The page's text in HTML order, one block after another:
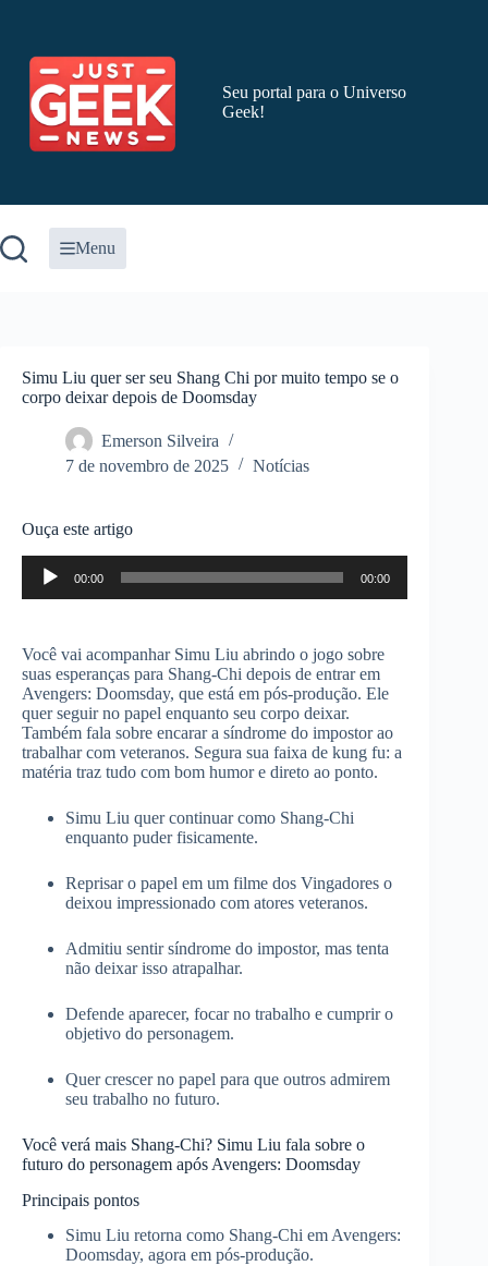
conteúdo
Seu portal para o Universo
Geek!
Menu
Simu Liu quer ser seu Shang Chi por muito tempo se o
corpo deixar depois de Doomsday
Emerson Silveira
7 de novembro de 2025
Notícias
Ouça este artigo
Tocador
áudio
00:00 00:00
Você vai acompanhar Simu Liu abrindo o jogo sobre
suas esperanças para Shang‑Chi depois de entrar em
Avengers: Doomsday, que está em pós‑produção. Ele
quer seguir no papel enquanto seu corpo deixar.
Também fala sobre encarar a síndrome do impostor ao
trabalhar com veteranos. Segura sua faixa de kung fu: a
matéria traz tudo com bom humor e direto ao ponto.
Simu Liu quer continuar como Shang‑Chi
enquanto puder fisicamente.
Reprisar o papel em um filme dos Vingadores o
deixou impressionado com atores veteranos.
Admitiu sentir síndrome do impostor, mas tenta
não deixar isso atrapalhar.
Defende aparecer, focar no trabalho e cumprir o
objetivo do personagem.
Quer crescer no papel para que outros admirem
seu trabalho no futuro.
Você verá mais Shang‑Chi? Simu Liu fala sobre o
futuro do personagem após Avengers: Doomsday
Principais pontos
Simu Liu retorna como Shang‑Chi em Avengers:
Doomsday, agora em pós‑produção.